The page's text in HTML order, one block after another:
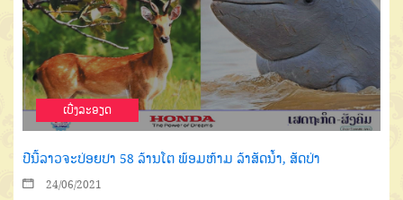
ເບີ່ງລະອຽດ
ປີນີ້ລາວຈະປ່ອຍປາ 58 ລ້ານໂຕ ພ້ອມຫ້າມ ລ້າສັດນໍ້າ, ສັດປ່າ
24/06/2021